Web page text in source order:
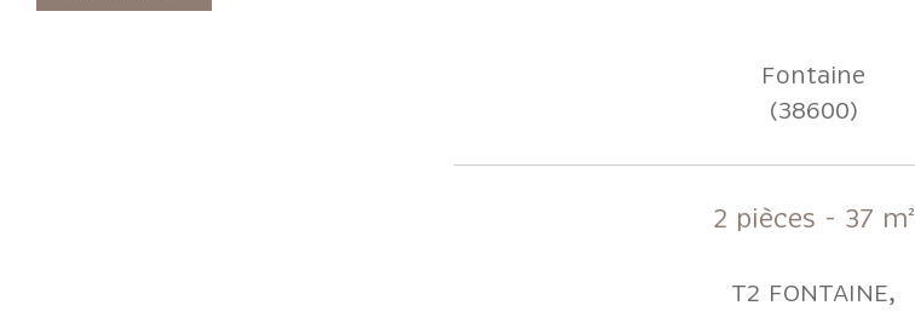
Fontaine
(38600)
2 pièces - 37 m²
T2 FONTAINE,